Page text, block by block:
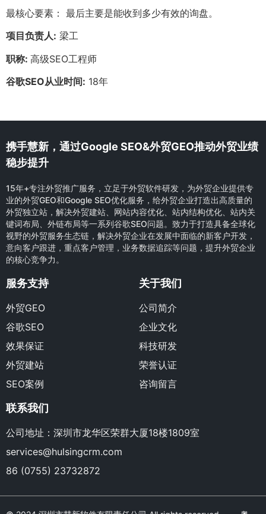
最核心要素： 最后主要是能收到多少有效的询盘。
项目负责人: 梁工
职称: 高级SEO工程师
谷歌SEO从业时间: 18年
携手慧新，通过Google SEO&外贸GEO推动外贸业绩
稳步提升
15年+专注外贸推广服务，立足于外贸软件研发，为外贸企业提供专
业的外贸GEO和Google SEO优化服务，给外贸企业打造出高质量的
外贸独立站，解决外贸建站、网站内容优化、站内结构优化、站内关
键词布局、外链布局等一系列谷歌SEO问题。致力于打造具备全球化
视野的外贸服务生态链，解决外贸企业在发展中面临的新客户开发，
意向客户跟进，重点客户管理，业务数据追踪等问题，提升外贸企业
的核心竞争力。
服务支持
外贸GEO
谷歌SEO
效果保证
外贸建站
SEO案例
关于我们
公司简介
企业文化
科技研发
荣誉认证
咨询留言
联系我们
公司地址：深圳市龙华区荣群大厦18楼1809室
services@hulsingcrm.com
86 (0755) 23732872